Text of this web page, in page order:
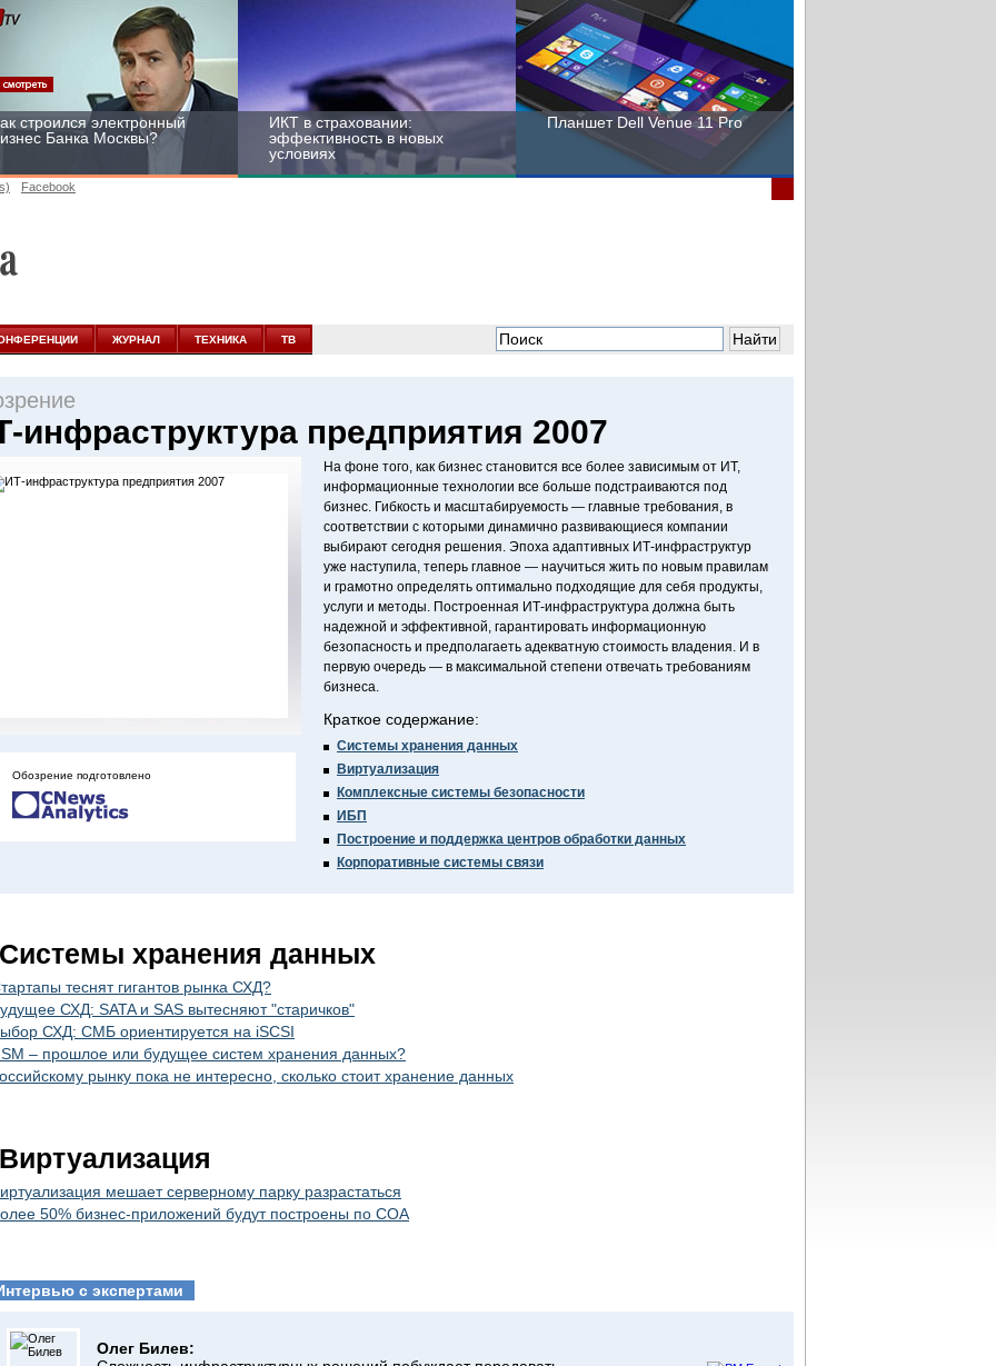
строился электронный
Банка Москвы?
ИКТ в страховании:
эффективность в новых
условиях
Планшет Dell Venue 11 Pro
госструктур: развитие в
новых условиях
Facebook
ЖУРНАЛ ТЕХНИКА ТВ
инфраструктура предприятия 2007
Обозрение подготовлено
На фоне того, как бизнес становится все более зависимым от ИТ,
информационные технологии все больше подстраиваются под
бизнес. Гибкость и масштабируемость — главные требования, в
соответствии с которыми динамично развивающиеся компании
выбирают сегодня решения. Эпоха адаптивных ИТ-инфраструктур
уже наступила, теперь главное — научиться жить по новым правилам
и грамотно определять оптимально подходящие для себя продукты,
услуги и методы. Построенная ИТ-инфраструктура должна быть
надежной и эффективной, гарантировать информационную
безопасность и предполагаеть адекватную стоимость владения. И в
первую очередь — в максимальной степени отвечать требованиям
бизнеса.
Краткое содержание:
Системы хранения данных
Виртуализация
Комплексные системы безопасности
ИБП
Построение и поддержка центров обработки данных
Корпоративные системы связи
Системы хранения данных
теснят гигантов рынка СХД?
СХД: SATA и SAS вытесняют "старичков"
СХД: СМБ ориентируется на iSCSI
– прошлое или будущее систем хранения данных?
рынку пока не интересно, сколько стоит хранение данных
Виртуализация
мешает серверному парку разрастаться
50% бизнес-приложений будут построены по СOA
с экспертами
Олег Билев: